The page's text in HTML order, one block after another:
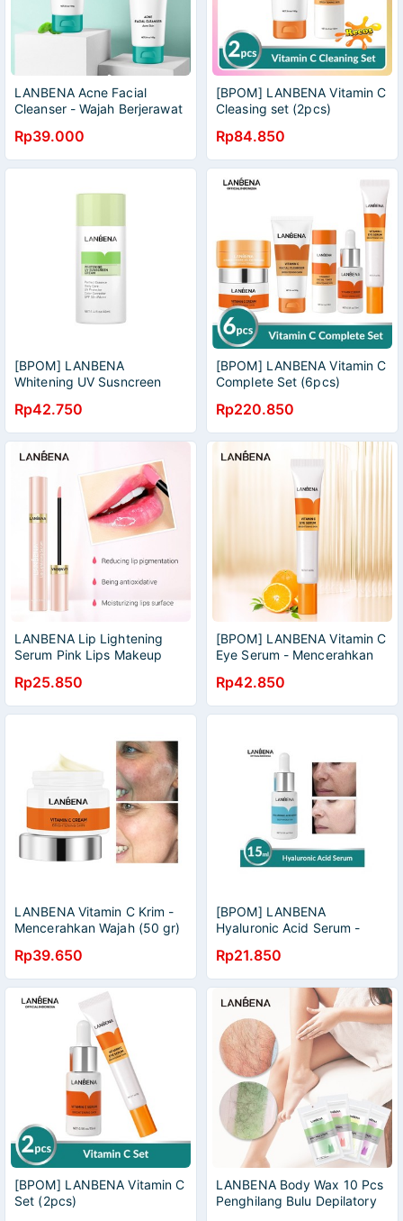
LANBENA Acne Facial
Cleanser - Wajah Berjerawat
Rp39.000
[BPOM] LANBENA Vitamin C
Cleasing set (2pcs)
Rp84.850
[BPOM] LANBENA
Whitening UV Susncreen
Menyamarkan (40 ml)
Rp42.750
[BPOM] LANBENA Vitamin C
Complete Set (6pcs)
Rp220.850
LANBENA Lip Lightening
Serum Pink Lips Makeup
Glossy Mood Cosmetics 4 ml
Rp25.850
[BPOM] LANBENA Vitamin C
Eye Serum - Mencerahkan
Rp42.850
LANBENA Vitamin C Krim -
Mencerahkan Wajah (50 gr)
Rp39.650
[BPOM] LANBENA
Hyaluronic Acid Serum -
Rp21.850
[BPOM] LANBENA Vitamin C
Set (2pcs)
LANBENA Body Wax 10 Pcs
Penghilang Bulu Depilatory